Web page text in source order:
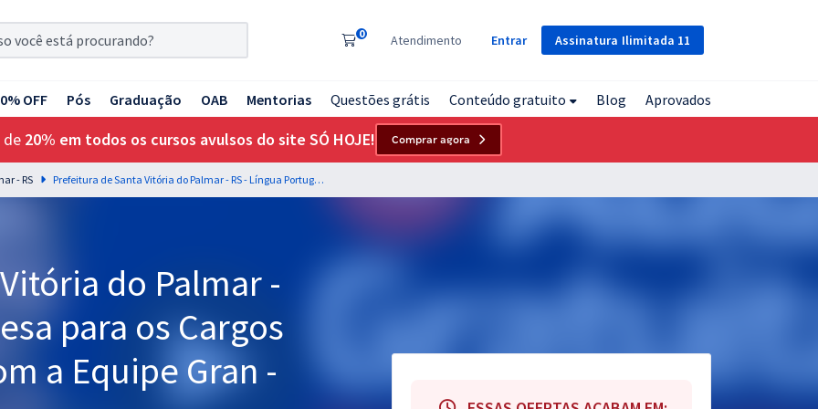
Assinatura Ilimitada 11
0 Atendimento Entrar
OFF Pós Graduação OAB Mentorias Questões grátis Conteúdo gratuito Blog Aprovados
de 20% em todos os cursos avulsos do site SÓ HOJE! Comprar agora
- RS Prefeitura de Santa Vitória do Palmar - RS - Língua Portuguesa para os Cargos de Nível Superior com a Equipe Gran - Educação
do Palmar -
para os Cargos
a Equipe Gran -